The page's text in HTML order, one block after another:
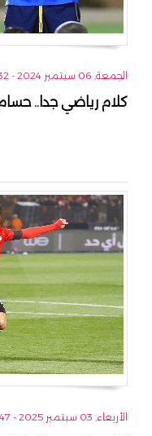
الجمعة, 06 سبتمبر 2024 - 12:32 ص
كلام رياضي جدا..
الأربعاء, 03 سبتمبر 2025 - 05:47 م